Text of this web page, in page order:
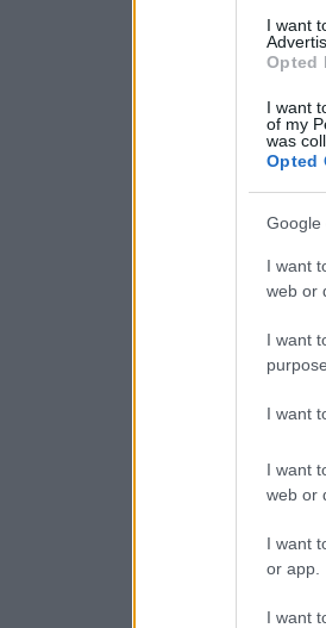
I want
Opted
I want
of my
was
Opted
Google
I want
web or
I want
I want
I want
web or
I want
or app.
I want